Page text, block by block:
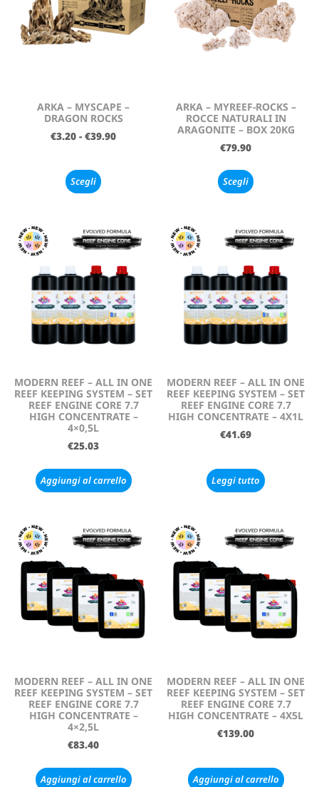
ARKA – MYSCAPE –
DRAGON ROCKS
€3.20 - €39.90
Scegli
ARKA – MYREEF-ROCKS –
ROCCE NATURALI IN
ARAGONITE – BOX 20KG
€79.90
Scegli
MODERN REEF – ALL IN ONE
REEF KEEPING SYSTEM – SET
REEF ENGINE CORE 7.7
HIGH CONCENTRATE –
4×0,5L
€25.03
Aggiungi al carrello
MODERN REEF – ALL IN ONE
REEF KEEPING SYSTEM – SET
REEF ENGINE CORE 7.7
HIGH CONCENTRATE – 4X1L
€41.69
Leggi tutto
MODERN REEF – ALL IN ONE
REEF KEEPING SYSTEM – SET
REEF ENGINE CORE 7.7
HIGH CONCENTRATE –
4×2,5L
€83.40
Aggiungi al carrello
MODERN REEF – ALL IN ONE
REEF KEEPING SYSTEM – SET
REEF ENGINE CORE 7.7
HIGH CONCENTRATE – 4X5L
€139.00
Aggiungi al carrello